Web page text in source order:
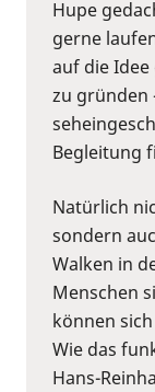
Hupe
gerne
auf die
zu gründen
Begleitung
Natürlich
sondern
Walken in
Menschen
können
Wie das
Hans-